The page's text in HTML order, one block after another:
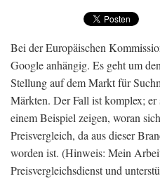
Bei der Europäischen
Google anhängig. Es geht um
Stellung auf dem Markt für
Märkten. Der Fall ist komplex;
einem Beispiel zeigen, woran
Preisvergleich, da aus dieser
worden ist. (Hinweis: Mein
Preisvergleichsdienst und